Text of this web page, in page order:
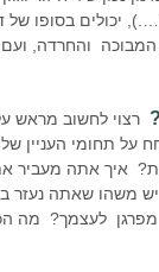
יכולים בסופו של
והחרדה, ועם
רצוי לחשוב מראש
על תחומי
איך אתה מעביר
משהו שאתה נעזר
לעצמך? מה